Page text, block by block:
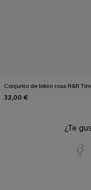
Conjunto de bikini rosa R&R
32,00 €
¿Te